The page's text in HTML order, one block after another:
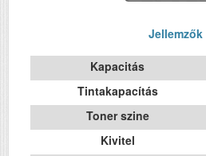
Jellemzők
Kapacitás
Tintakapacítás
Toner szine
Kivitel